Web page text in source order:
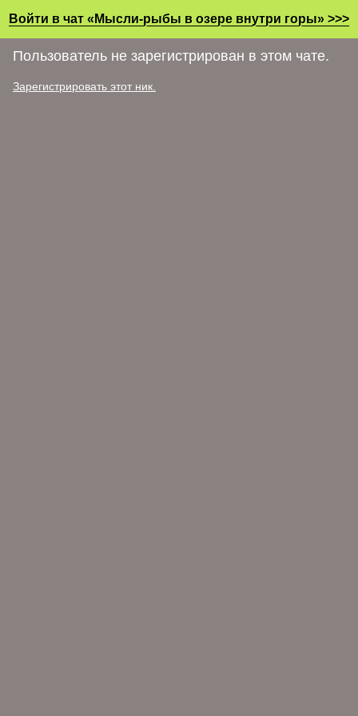
Войти в чат «Мысли-рыбы в озере внутри горы» >>>
Пользователь не зарегистрирован в этом чате.
Зарегистрировать этот ник.